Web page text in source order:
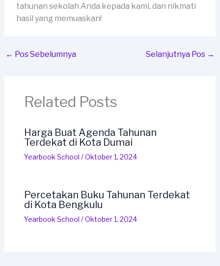
tahunan sekolah Anda kepada kami, dan nikmati
hasil yang memuaskan!
← Pos Sebelumnya Selanjutnya Pos →
Related Posts
Harga Buat Agenda Tahunan
Terdekat di Kota Dumai
Yearbook School /Oktober 1, 2024
Percetakan Buku Tahunan Terdekat
di Kota Bengkulu
Yearbook School /Oktober 1, 2024